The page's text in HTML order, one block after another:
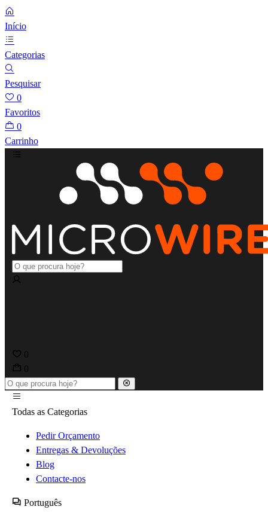
Início
Categorias
Pesquisar
0
Favoritos
0
Carrinho
0
0
Todas as Categorias
Pedir Orçamento
Entregas & Devoluções
Blog
Contacte-nos
Português